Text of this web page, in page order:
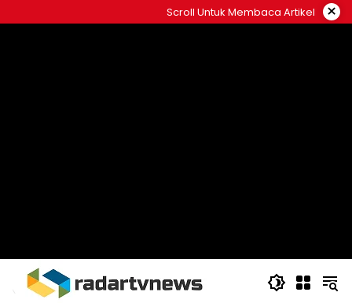
to
Scroll Untuk Membaca Artikel ×